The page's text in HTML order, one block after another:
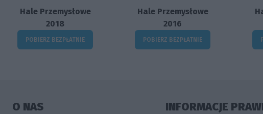
Hale Przemysłowe
2018
POBIERZ BEZPŁATNIE
Hale Przemysłowe
2016
POBIERZ BEZPŁATNIE
O NAS INFORMACJE